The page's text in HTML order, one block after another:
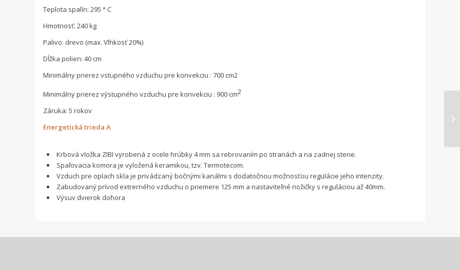
Teplota spalín: 295 ° C
Hmotnosť: 240 kg
Palivo: drevo (max. Vlhkosť 20%)
Dĺžka polien: 40 cm
Minimálny prierez vstupného vzduchu pre konvekciu : 700 cm2
Minimálny prierez výstupného vzduchu pre konvekciu : 900 cm2
Záruka: 5 rokov
Energetická trieda A
Krbová vložka ZIBI vyrobená z ocele hrúbky 4 mm sa rebrovaním po stranách a na zadnej stene.
Spaľovacia komora je vyložená keramikou, tzv. Termotecom.
Vzduch pre oplach skla je privádzaný bočnými kanálmi s dodatočnou možnosťou regulácie jeho intenzity.
Zabudovaný prívod extrerného vzduchu o priemere 125 mm a nastaviteľné nožičky s reguláciou až 40mm.
Výsuv dvierok dohora